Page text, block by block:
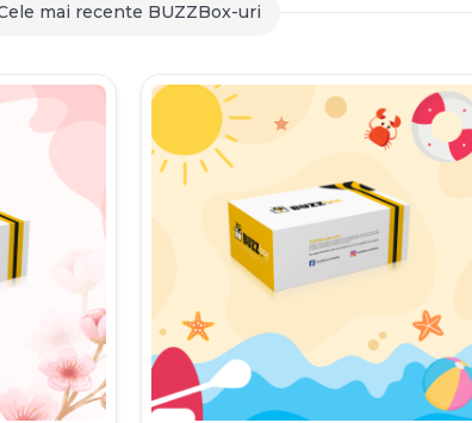
mai recente BUZZBox-uri